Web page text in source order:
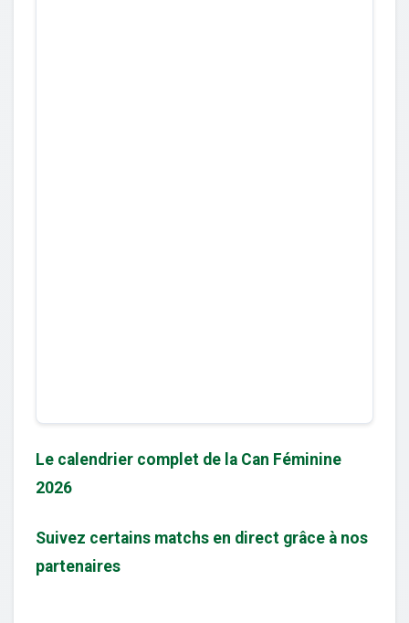
Le calendrier complet de la Can Féminine
2026
Suivez certains matchs en direct grâce à nos
partenaires